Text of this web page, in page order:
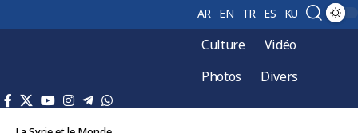
AR EN TR ES KU
Culture
Vidéo
Photos
Divers